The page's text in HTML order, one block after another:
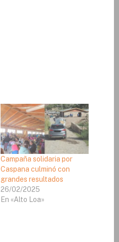
Campaña solidaria por
Caspana culminó con
grandes resultados
26/02/2025
En «Alto Loa»